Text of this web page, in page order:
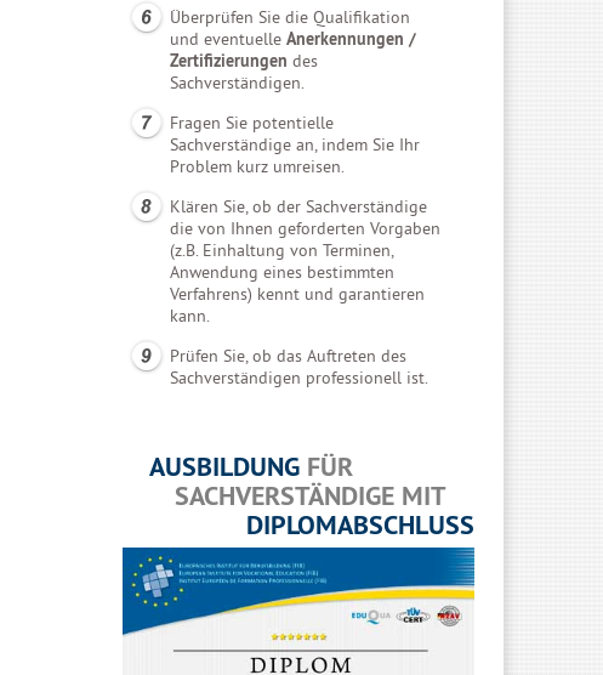
Überprüfen Sie die Qualifikation
und eventuelle Anerkennungen /
Zertifizierungen des
Sachverständigen.
Fragen Sie potentielle
Sachverständige an, indem Sie Ihr
Problem kurz umreisen.
Klären Sie, ob der Sachverständige
die von Ihnen geforderten Vorgaben
(z.B. Einhaltung von Terminen,
Anwendung eines bestimmten
Verfahrens) kennt und garantieren
kann.
Prüfen Sie, ob das Auftreten des
Sachverständigen professionell ist.
AUSBILDUNG FÜR
SACHVERSTÄNDIGE MIT
DIPLOMABSCHLUSS